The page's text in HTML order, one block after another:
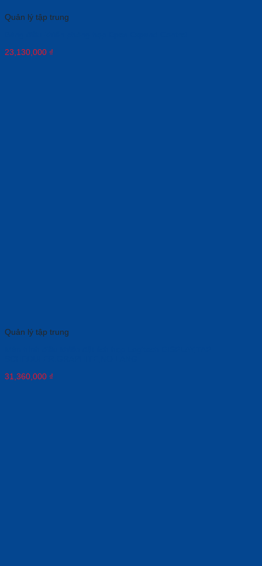
Quản lý tập trung
23,130,000 ₫
Quản lý tập trung
31,360,000 ₫